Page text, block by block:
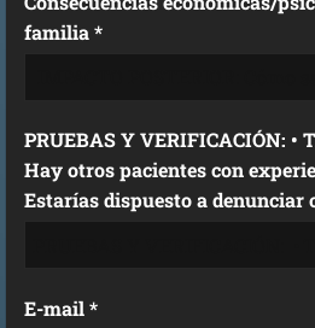
familia *
PRUEBAS Y VERIFICACIÓN: • Tienes documentos •
Hay otros pacientes con
Estarías dispuesto a denunciar
E-mail *